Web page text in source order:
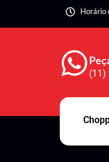
Horário
(11)